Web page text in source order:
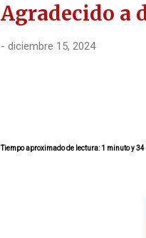
Agradecido a
- diciembre 15, 2024
Tiempo aproximado de lectura: 1 minuto y